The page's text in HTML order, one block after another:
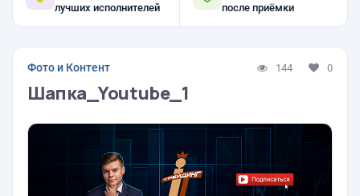
лучших исполнителей
после приёмки
Фото и Контент 144 0
Шапка_Youtube_1